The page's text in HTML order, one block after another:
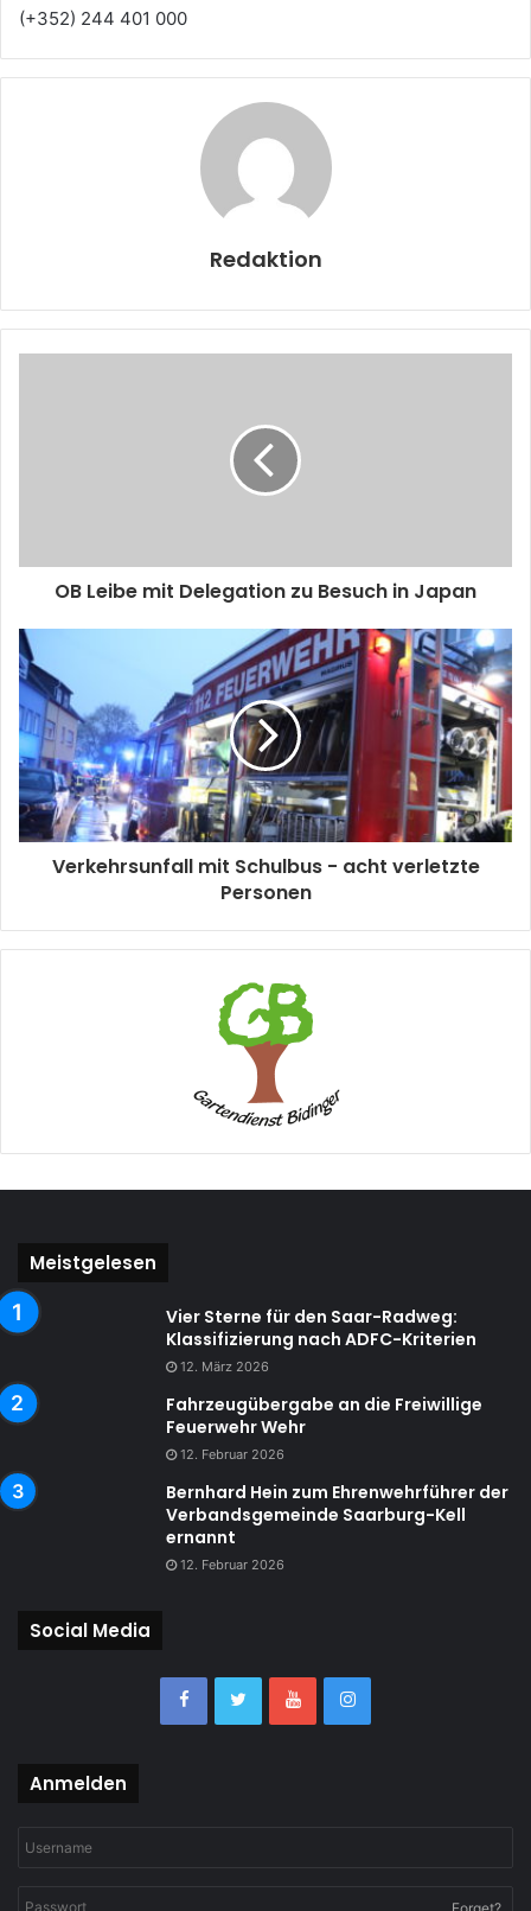
(+352) 244 401 000
Redaktion
OB Leibe mit Delegation zu Besuch in Japan
Verkehrsunfall mit Schulbus - acht verletzte
Personen
Meistgelesen
Vier Sterne für den Saar-Radweg:
Klassifizierung nach ADFC-Kriterien
12. März 2026
Fahrzeugübergabe an die Freiwillige
Feuerwehr Wehr
12. Februar 2026
Bernhard Hein zum Ehrenwehrführer der
Verbandsgemeinde Saarburg-Kell
ernannt
12. Februar 2026
Social Media
Anmelden